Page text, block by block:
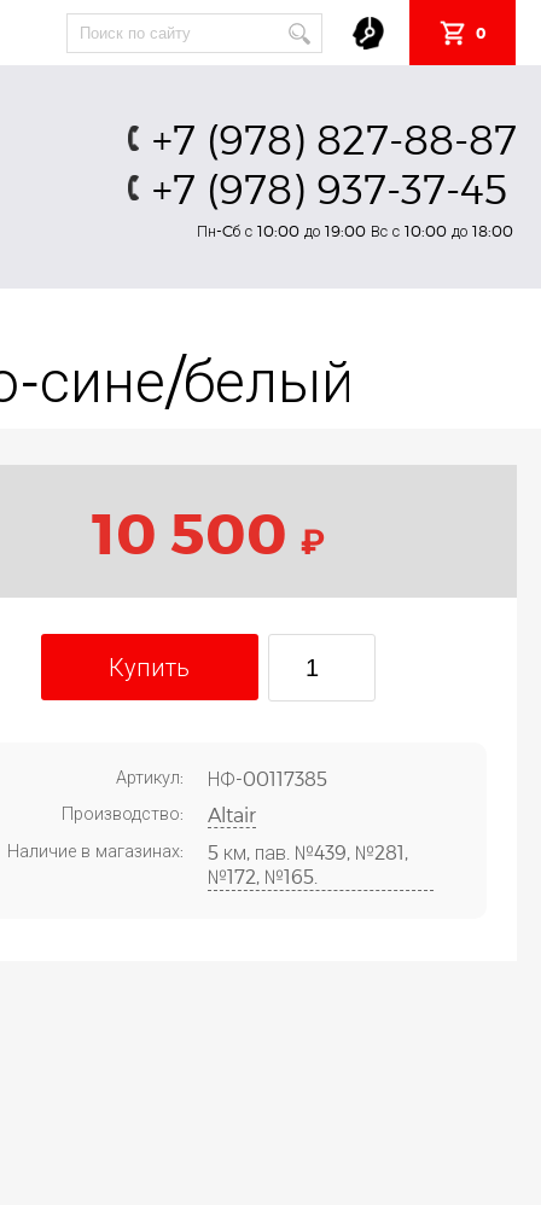
0
+7 (978) 827-88-87
+7 (978) 937-37-45
Пн-Cб с 10:00 до 19:00 Вс с 10:00 до 18:00
сине/белый
10 500 ₽
Купить
Артикул: НФ-00117385
Производство: Altair
Наличие в магазинах:
5 км, пав. №439, №281,
№172, №165.